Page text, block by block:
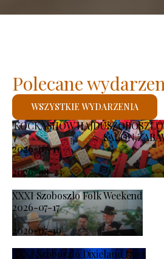
KOCKASHOW
SALON
2026-07-11
-
2026-08-23
XXXI Szoboszlo Folk Weekend
2026-07-17
-
2026-07-19
XXXI Szoboszló Dixieland Days
Polecane
WSZYSTKIE WYDARZENIA